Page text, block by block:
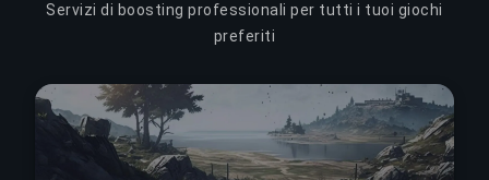
Servizi di boosting professionali per tutti i tuoi giochi
preferiti